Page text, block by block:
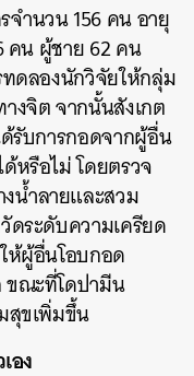
จำนวน 156 คน อายุ
คน ผู้ชาย 62 คน
ดลองนักวิจัยให้กลุ่ม
งจิต จากนั้นสังเกต
รับการกอดจากผู้อื่น
หรือไม่ โดยตรวจ
น้ำลายและสวม
ดระดับความเครียด
ห้ผู้อื่นโอบกอด
ขณะที่โดปามีน
สุขเพิ่มขึ้น
อง